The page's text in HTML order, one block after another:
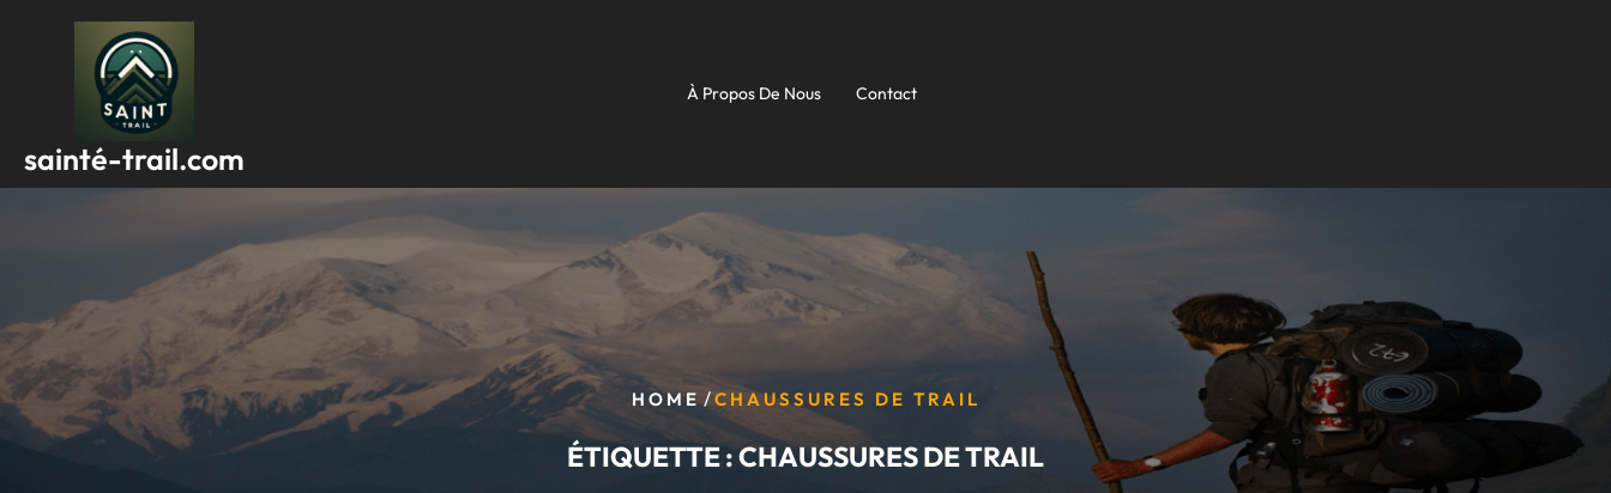
sainté-trail.com
À Propos De Nous Contact
HOME/CHAUSSURES DE TRAIL
ÉTIQUETTE :CHAUSSURES DE TRAIL